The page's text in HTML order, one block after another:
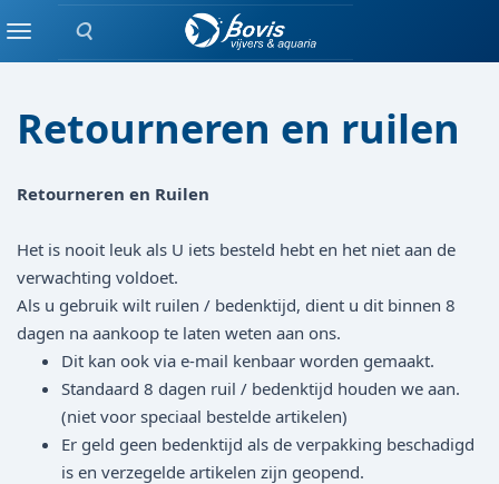
Zoeken
Menu
Retourneren en ruilen
Retourneren en Ruilen
Het is nooit leuk als U iets besteld hebt en het niet aan de
verwachting voldoet.
Als u gebruik wilt ruilen / bedenktijd, dient u dit binnen 8
dagen na aankoop te laten weten aan ons.
Dit kan ook via e-mail kenbaar worden gemaakt.
Standaard 8 dagen ruil / bedenktijd houden we aan.
(niet voor speciaal bestelde artikelen)
Er geld geen bedenktijd als de verpakking beschadigd
is en verzegelde artikelen zijn geopend.